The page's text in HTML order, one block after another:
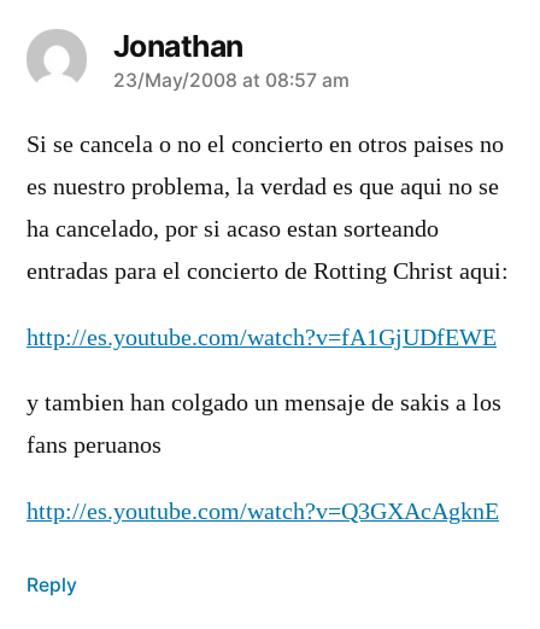
Jonathan
says:
23/May/2008 at 08:57 am
Si se cancela o no el concierto en otros paises no
es nuestro problema, la verdad es que aqui no se
ha cancelado, por si acaso estan sorteando
entradas para el concierto de Rotting Christ aqui:
http://es.youtube.com/watch?v=fA1GjUDfEWE
y tambien han colgado un mensaje de sakis a los
fans peruanos
http://es.youtube.com/watch?v=Q3GXAcAgknE
Reply